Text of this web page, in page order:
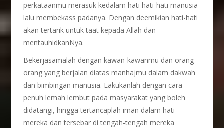
perkataanmu merasuk kedalam hati hati-hati manusia
lalu membekass padanya. Dengan deemikian hati-hati
akan tertarik untuk taat kepada Allah dan
mentauhidkanNya.
Bekerjasamalah dengan kawan-kawanmu dan orang-
orang yang berjalan diatas manhajmu dalam dakwah
dan bimbingan manusia. Lakukanlah dengan cara
penuh lemah lembut pada masyarakat yang boleh
didatangi, hingga tertancaplah iman dalam hati
mereka dan tersebar di tengah-tengah mereka